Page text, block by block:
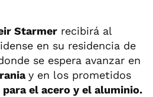
Starmer recibirá al
en su residencia de
se espera avanzar en
y en los prometidos
el acero y el aluminio.